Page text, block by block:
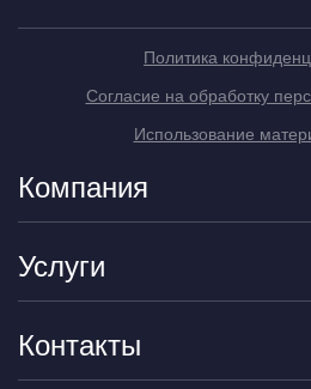
Политика
Согласие на обработку
Использование
Компания
Услуги
Контакты